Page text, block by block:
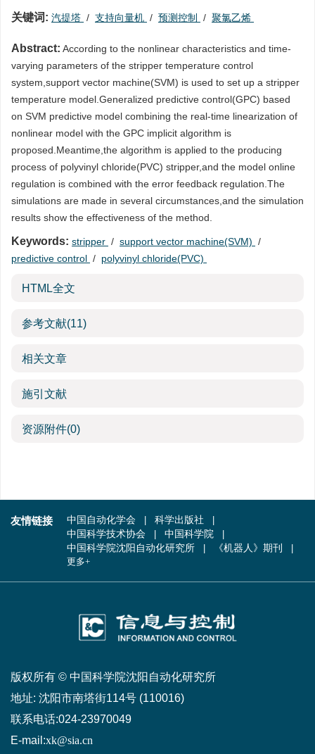
关键词: 汽提塔 / 支持向量机 / 预测控制 / 聚氯乙烯
Abstract: According to the nonlinear characteristics and time-
varying parameters of the stripper temperature control
system,support vector machine(SVM) is used to set up a stripper
temperature model.Generalized predictive control(GPC) based
on SVM predictive model combining the real-time linearization of
nonlinear model with the GPC implicit algorithm is
proposed.Meantime,the algorithm is applied to the producing
process of polyvinyl chloride(PVC) stripper,and the model online
regulation is combined with the error feedback regulation.The
simulations are made in several circumstances,and the simulation
results show the effectiveness of the method.
Keywords: stripper / support vector machine(SVM) /
predictive control / polyvinyl chloride(PVC)
HTML全文
参考文献(11)
相关文章
施引文献
资源附件(0)
友情链接 中国自动化学会
科学出版社
中国科学技术协会
中国科学院
中国科学院沈阳自动化研究所
《机器人》期刊
更多+
版权所有 © 中国科学院沈阳自动化研究所
地址: 沈阳市南塔街114号 (110016)
联系电话:024-23970049
E-mail:xk@sia.cn